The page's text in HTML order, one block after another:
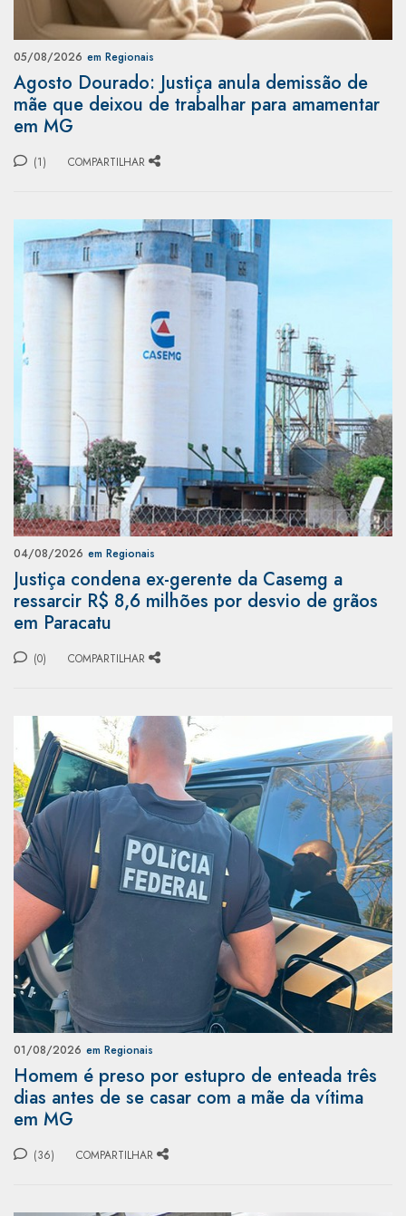
05/08/2026 em Regionais
Agosto Dourado: Justiça anula demissão de
mãe que deixou de trabalhar para amamentar
em MG
(1) COMPARTILHAR
04/08/2026 em Regionais
Justiça condena ex-gerente da Casemg a
ressarcir R$ 8,6 milhões por desvio de grãos
em Paracatu
(0) COMPARTILHAR
01/08/2026 em Regionais
Homem é preso por estupro de enteada três
dias antes de se casar com a mãe da vítima
em MG
(36) COMPARTILHAR